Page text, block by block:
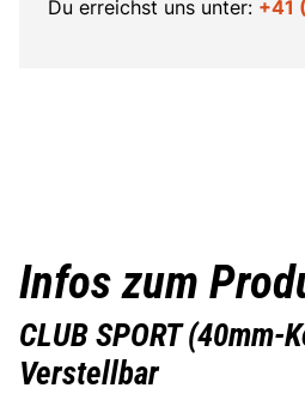
Du erreichst uns unter: +41
Infos zum
CLUB SPORT (40mm-
Verstellbar